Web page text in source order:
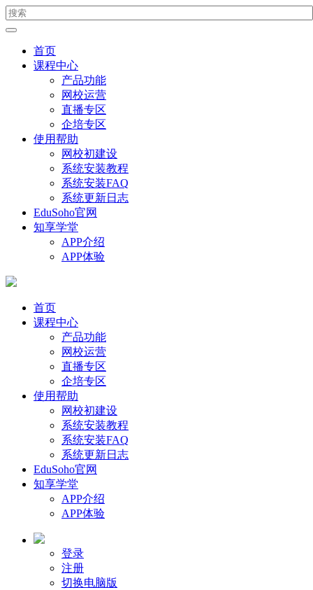
首页
课程中心
产品功能
网校运营
直播专区
企培专区
使用帮助
网校初建设
系统安装教程
系统安装FAQ
系统更新日志
EduSoho官网
知享学堂
APP介绍
APP体验
首页
课程中心
产品功能
网校运营
直播专区
企培专区
使用帮助
网校初建设
系统安装教程
系统安装FAQ
系统更新日志
EduSoho官网
知享学堂
APP介绍
APP体验
登录
注册
切换电脑版